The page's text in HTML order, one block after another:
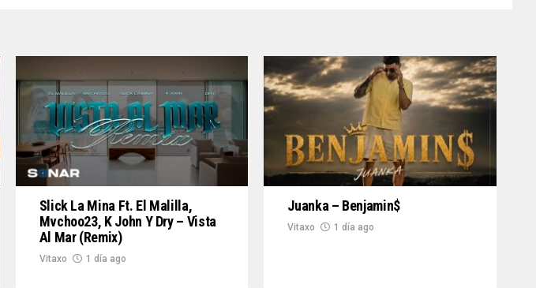
Slick La Mina Ft. El Malilla,
Mvchoo23, K John Y Dry – Vista
Al Mar (Remix)
Vitaxo 1 día ago
Juanka – Benjamin$
Vitaxo 1 día ago